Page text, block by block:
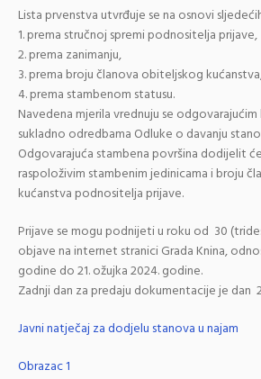
Lista prvenstva utvrđuje se na osnovi
1. prema stručnoj spremi podnositelja prijave,
2. prema zanimanju,
3. prema broju članova obiteljskog
4. prema stambenom statusu.
Navedena mjerila vrednuju se
sukladno odredbama Odluke o davanju
Odgovarajuća stambena površina dodijelit
raspoloživim stambenim jedinicama i broju
kućanstva podnositelja prijave.
Prijave se mogu podnijeti u roku od 30
objave na internet stranici Grada Knina,
godine do 21. ožujka 2024. godine.
Zadnji dan za predaju dokumentacije je dan
Javni natječaj za dodjelu stanova u najam
Obrazac 1